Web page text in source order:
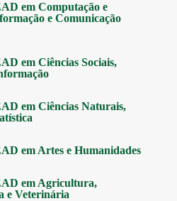
em Computação e
e Comunicação
em Ciências Sociais,
em Ciências Naturais,
em Artes e Humanidades
em Agricultura,
e Veterinária